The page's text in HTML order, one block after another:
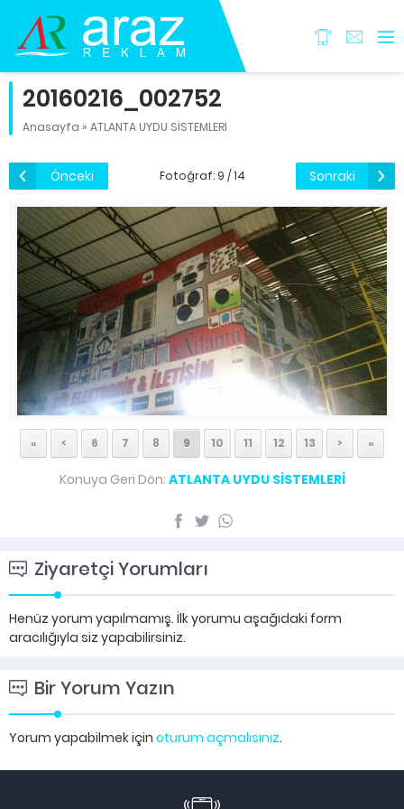
20160216_002752
Anasayfa » ATLANTA UYDU SİSTEMLERİ
Önceki Fotoğraf: 9 / 14 Sonraki
« < 6 7 8 9 10 11 12 13 > »
Konuya Geri Dön: ATLANTA UYDU SİSTEMLERİ
Ziyaretçi Yorumları
Henüz yorum yapılmamış. İlk yorumu aşağıdaki form
aracılığıyla siz yapabilirsiniz.
Bir Yorum Yazın
Yorum yapabilmek için oturum açmalısınız.